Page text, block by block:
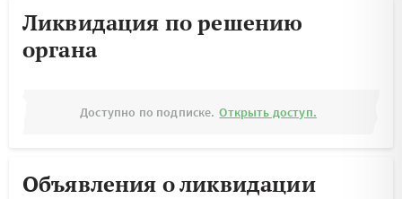
Ликвидация по решению
органа
Доступно по подписке. Открыть доступ.
Объявления о ликвидации